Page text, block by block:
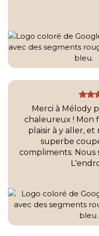
Merci à Mélody
chaleureux ! Mon
plaisir à y aller,
superbe
compliments. Nous